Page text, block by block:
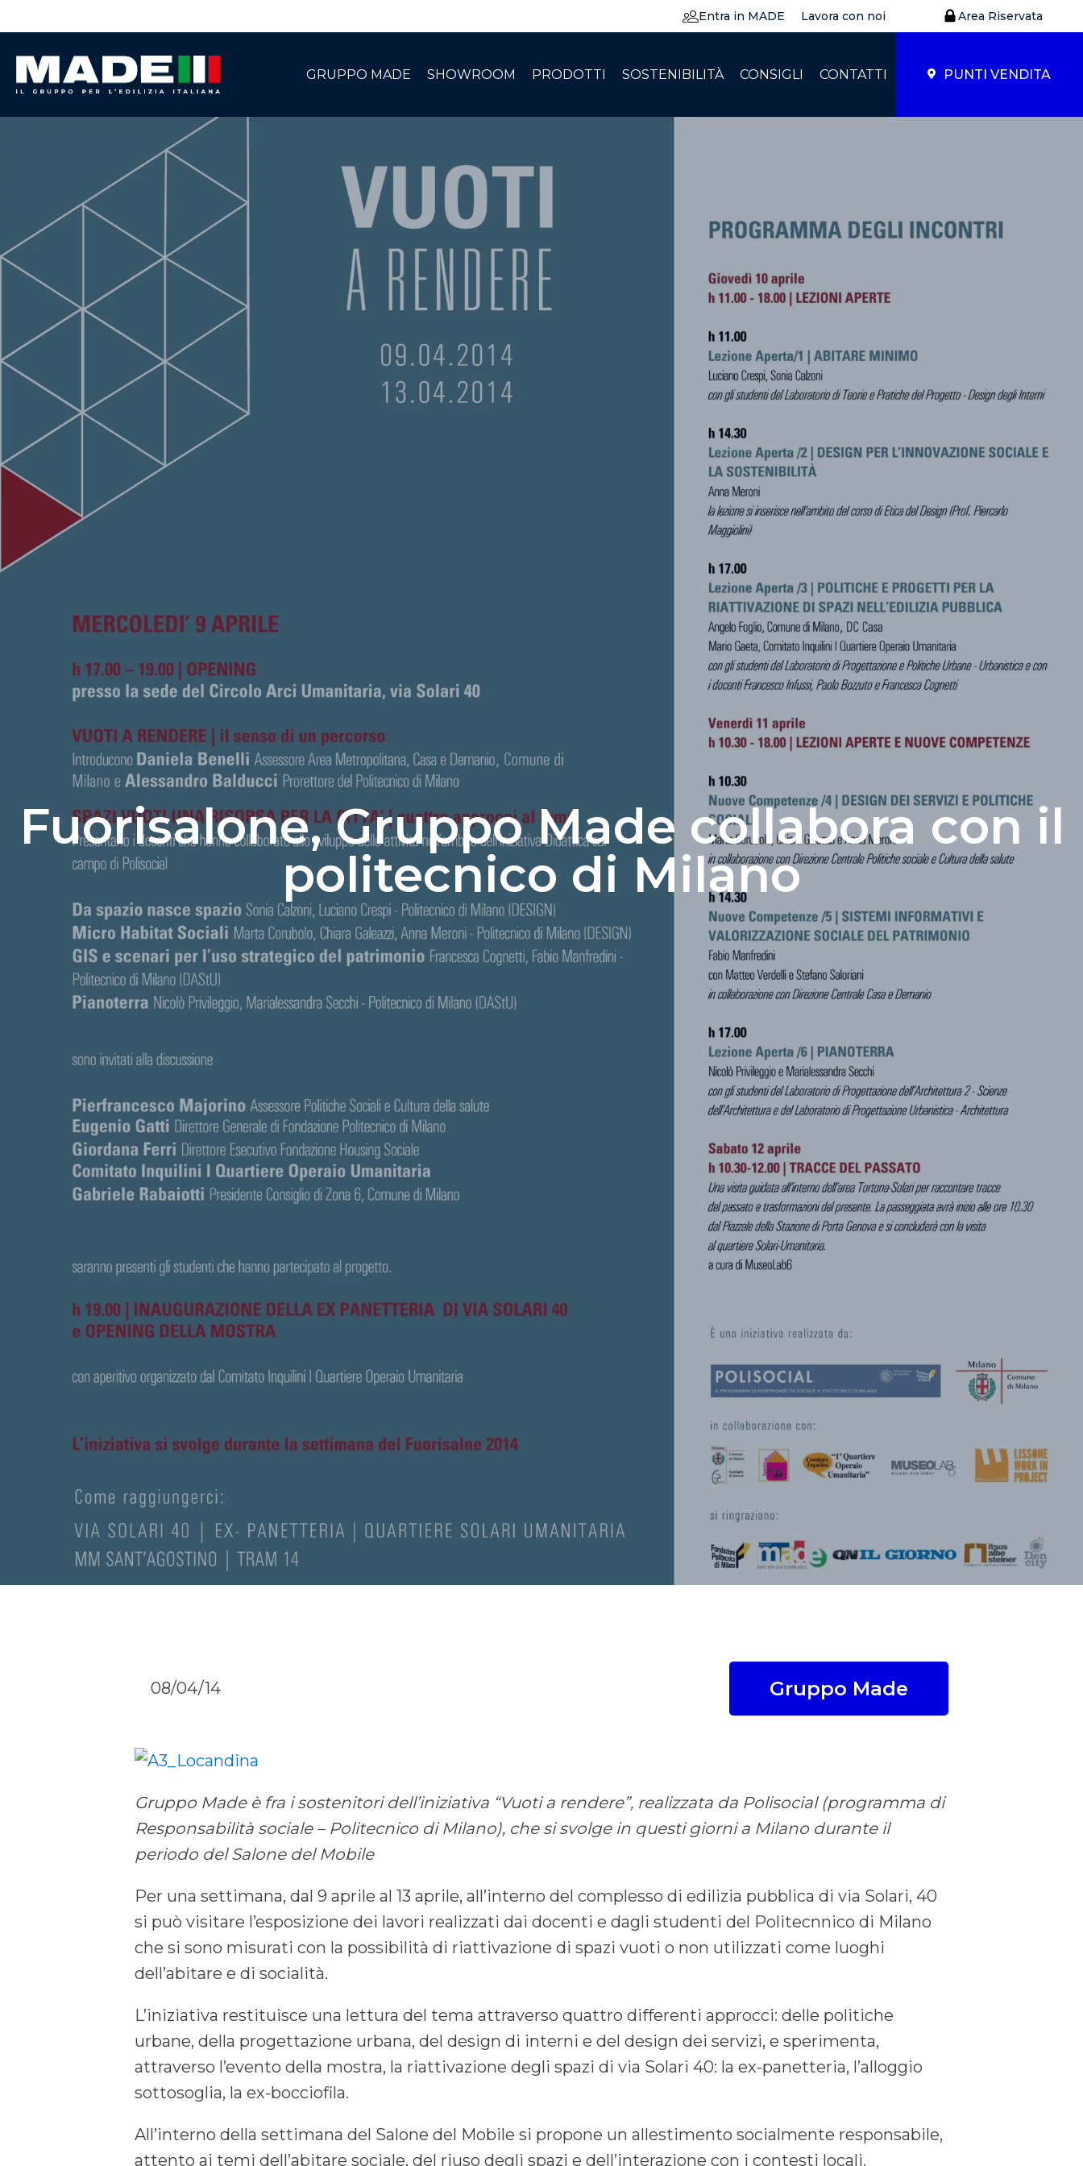
Entra in MADE Lavora con noi Area Riservata
GRUPPO MADE SHOWROOM PRODOTTI SOSTENIBILITÀ CONSIGLI CONTATTI PUNTI VENDITA
Fuorisalone, Gruppo Made collabora con il
politecnico di Milano
08/04/14 Gruppo Made
Gruppo Made è fra i sostenitori dell’iniziativa “Vuoti a rendere”, realizzata da Polisocial (programma di
Responsabilità sociale – Politecnico di Milano), che si svolge in questi giorni a Milano durante il
periodo del Salone del Mobile
Per una settimana, dal 9 aprile al 13 aprile, all’interno del complesso di edilizia pubblica di via Solari, 40
si può visitare l’esposizione dei lavori realizzati dai docenti e dagli studenti del Politecnnico di Milano
che si sono misurati con la possibilità di riattivazione di spazi vuoti o non utilizzati come luoghi
dell’abitare e di socialità.
L’iniziativa restituisce una lettura del tema attraverso quattro differenti approcci: delle politiche
urbane, della progettazione urbana, del design di interni e del design dei servizi, e sperimenta,
attraverso l’evento della mostra, la riattivazione degli spazi di via Solari 40: la ex-panetteria, l’alloggio
sottosoglia, la ex-bocciofila.
All’interno della settimana del Salone del Mobile si propone un allestimento socialmente responsabile,
attento ai temi dell’abitare sociale, del riuso degli spazi e dell’interazione con i contesti locali.